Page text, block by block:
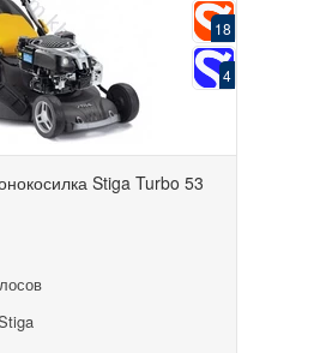
18
4
Stiga Turbo 53